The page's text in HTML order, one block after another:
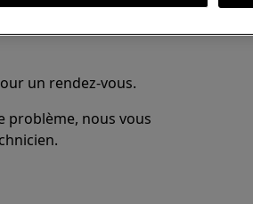
un rendez-vous.
problème, nous vous